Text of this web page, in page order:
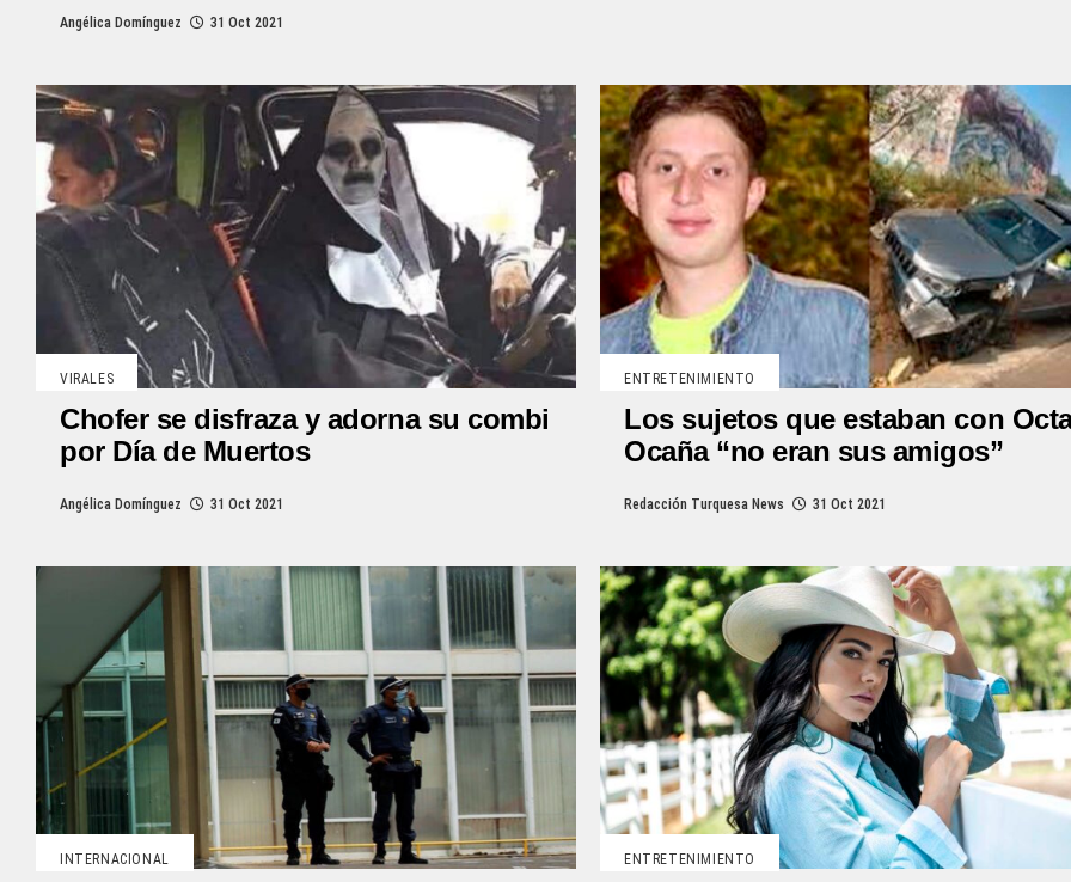
Angélica Domínguez 31 Oct 2021
VIRALES
Chofer se disfraza y adorna su combi
por Día de Muertos
Angélica Domínguez 31 Oct 2021
ENTRETENIMIENTO
Los sujetos que estaban con
Ocaña “no eran sus amigos”
Redacción Turquesa News 31 Oct 2021
INTERNACIONAL ENTRETENIMIENTO